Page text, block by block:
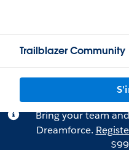
Trailblazer Community
Bring your team
Dreamforce.